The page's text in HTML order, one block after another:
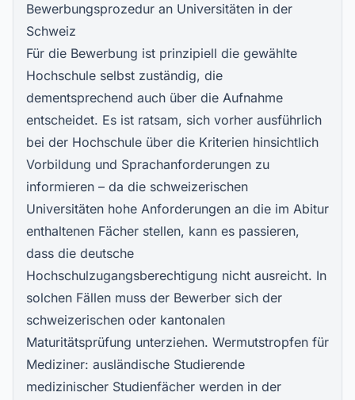
Bewerbungsprozedur an Universitäten in der
Schweiz
Für die Bewerbung ist prinzipiell die gewählte
Hochschule selbst zuständig, die
dementsprechend auch über die Aufnahme
entscheidet. Es ist ratsam, sich vorher ausführlich
bei der Hochschule über die Kriterien hinsichtlich
Vorbildung und Sprachanforderungen zu
informieren – da die schweizerischen
Universitäten hohe Anforderungen an die im Abitur
enthaltenen Fächer stellen, kann es passieren,
dass die deutsche
Hochschulzugangsberechtigung nicht ausreicht. In
solchen Fällen muss der Bewerber sich der
schweizerischen oder kantonalen
Maturitätsprüfung unterziehen. Wermutstropfen für
Mediziner: ausländische Studierende
medizinischer Studienfächer werden in der